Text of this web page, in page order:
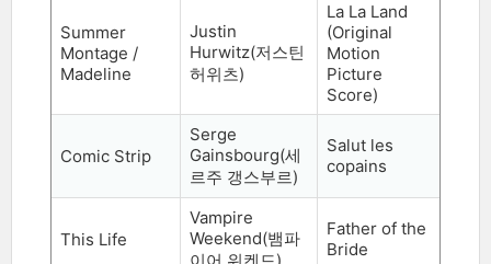
Summer
Montage /
Madeline
Justin
Hurwitz(저스틴
허위츠)
La La Land
(Original
Motion
Picture
Score)
Comic Strip
Serge
Gainsbourg(세
르주 갱스부르)
Salut les
copains
This Life
Vampire
Weekend(뱀파
Father of the
Bride